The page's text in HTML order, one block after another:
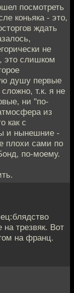
посмотреть
коньяка - это,
ждать
не
это слишком
душу первые
т.к. я не
ни "по-
из
как с
и нынешние -
плохи сами по
по-моему.
трезвяк. Вот
на франц.